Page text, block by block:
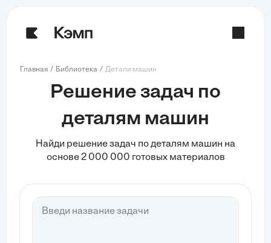
Главная Библиотека Детали машин
Решение задач по
деталям машин
Найди решение задач по деталям машин на
основе 2 000 000 готовых материалов